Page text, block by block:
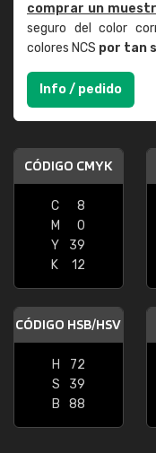
comprar un
seguro del color
colores NCS por tan
Info / pedido
CÓDIGO CMYK
C
8
M
0
Y
39
K
12
CÓDIGO HSB/HSV
H
72
S
39
B
88